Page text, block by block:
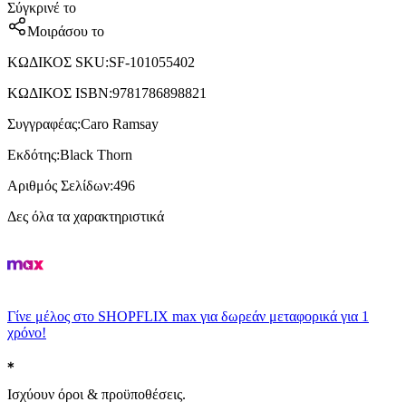
Σύγκρινέ το
Μοιράσου το
ΚΩΔΙΚΟΣ SKU:SF-101055402
ΚΩΔΙΚΟΣ ISBN:9781786898821
Συγγραφέας:Caro Ramsay
Εκδότης:Black Thorn
Αριθμός Σελίδων:496
Δες όλα τα χαρακτηριστικά
Γίνε μέλος στο SHOPFLIX max για δωρεάν μεταφορικά για 1
χρόνο!
Ισχύουν όροι & προϋποθέσεις.